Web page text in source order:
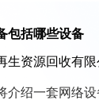
包括哪些设备
生资源回收有限
介绍一套网络